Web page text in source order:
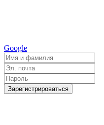
Google
Зарегистрироваться